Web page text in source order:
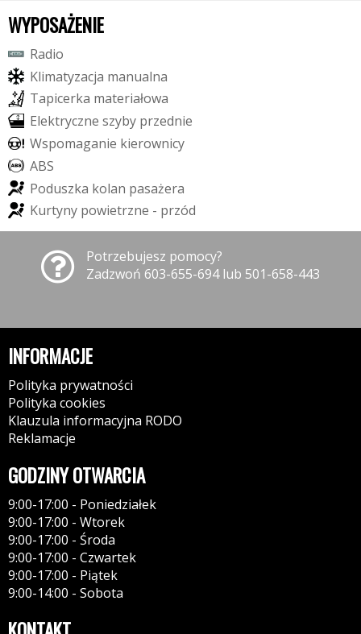
WYPOSAŻENIE
Radio
Klimatyzacja manualna
Tapicerka materiałowa
Elektryczne szyby przednie
Wspomaganie kierownicy
ABS
Poduszka kolan pasażera
Kurtyny powietrzne - przód
Potrzebujesz pomocy?
Zadzwoń 603-655-694 lub 501-658-443
INFORMACJE
Polityka prywatności
Polityka cookies
Klauzula informacyjna RODO
Reklamacje
GODZINY OTWARCIA
9:00-17:00 - Poniedziałek
9:00-17:00 - Wtorek
9:00-17:00 - Środa
9:00-17:00 - Czwartek
9:00-17:00 - Piątek
9:00-14:00 - Sobota